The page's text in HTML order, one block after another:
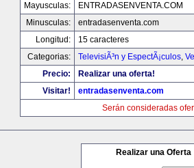
Mayusculas:
ENTRADASENVENTA.COM
Minusculas:
entradasenventa.com
Longitud:
15 caracteres
Categorias:
TelevisiÃ³n y EspectÃ¡culos,
Precio:
Realizar una oferta!
Visitar!
entradasenventa.com
Serán consideradas
Realizar una Oferta